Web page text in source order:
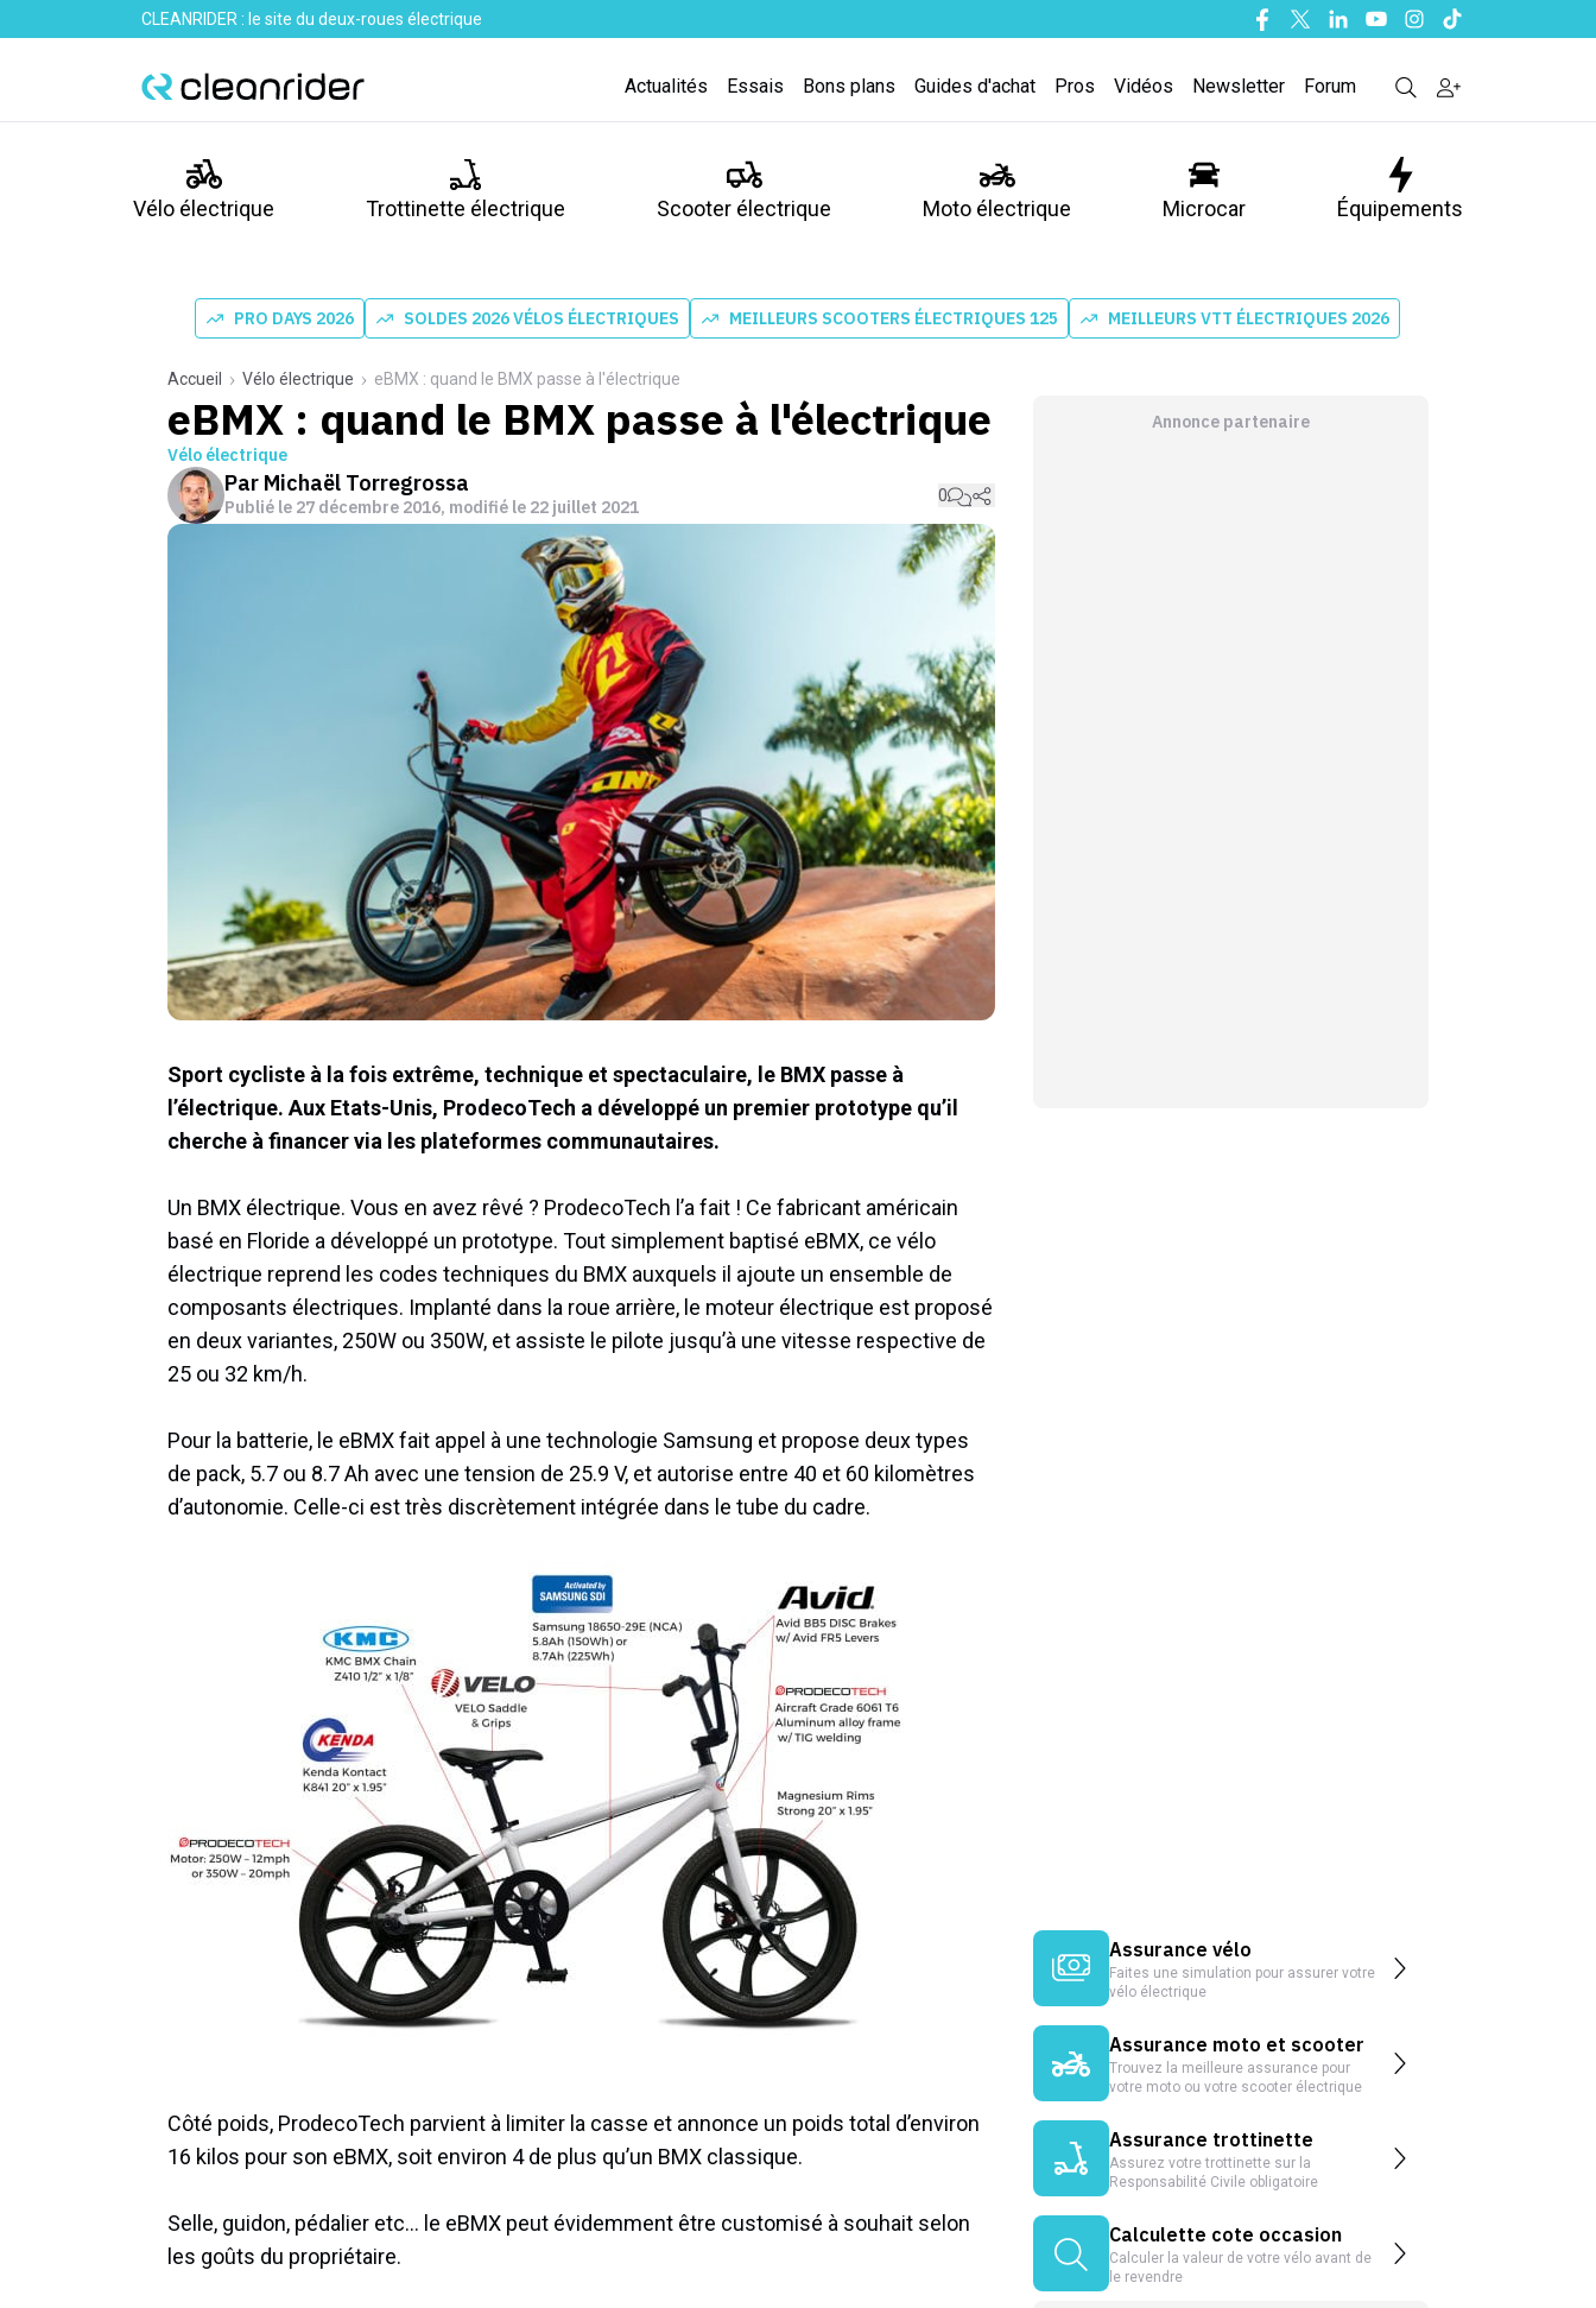
CLEANRIDER : le site du deux-roues électrique Facebook
TwitterLinkedinYoutubeInstagram
Tiktok
Actualités Essais Bons plans Guides d'achat Pros Vidéos Newsletter Forum
Vélo électrique Trottinette électrique Scooter électrique Moto électrique Microcar Équipements
PRO DAYS 2026 SOLDES 2026 VÉLOS ÉLECTRIQUES MEILLEURS SCOOTERS ÉLECTRIQUES 125 MEILLEURS VTT ÉLECTRIQUES 2026
Accueil Vélo électrique eBMX : quand le BMX passe à l'électrique
eBMX : quand le BMX passe à l'électrique
Vélo électrique
Par Michaël Torregrossa
Publié le 27 décembre 2016, modifié le 22 juillet 2021
0
Sport cycliste à la fois extrême, technique et spectaculaire, le BMX passe à
l’électrique. Aux Etats-Unis, ProdecoTech a développé un premier prototype qu’il
cherche à financer via les plateformes communautaires.
Un BMX électrique. Vous en avez rêvé ? ProdecoTech l’a fait ! Ce fabricant américain
basé en Floride a développé un prototype. Tout simplement baptisé eBMX, ce vélo
électrique reprend les codes techniques du BMX auxquels il ajoute un ensemble de
composants électriques. Implanté dans la roue arrière, le moteur électrique est proposé
en deux variantes, 250W ou 350W, et assiste le pilote jusqu’à une vitesse respective de
25 ou 32 km/h.
Pour la batterie, le eBMX fait appel à une technologie Samsung et propose deux types
de pack, 5.7 ou 8.7 Ah avec une tension de 25.9 V, et autorise entre 40 et 60 kilomètres
d’autonomie. Celle-ci est très discrètement intégrée dans le tube du cadre.
Côté poids, ProdecoTech parvient à limiter la casse et annonce un poids total d’environ
16 kilos pour son eBMX, soit environ 4 de plus qu’un BMX classique.
Selle, guidon, pédalier etc… le eBMX peut évidemment être customisé à souhait selon
les goûts du propriétaire.
Annonce partenaire
Assurance vélo
Faites une simulation pour assurer votre
vélo électrique
Assurance moto et scooter
Trouvez la meilleure assurance pour
votre moto ou votre scooter électrique
Assurance trottinette
Assurez votre trottinette sur la
Responsabilité Civile obligatoire
Calculette cote occasion
Calculer la valeur de votre vélo avant de
le revendre